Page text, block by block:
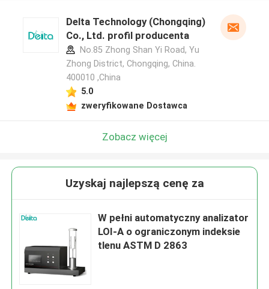
Delta Technology (Chongqing)
Co., Ltd. profil producenta
No.85 Zhong Shan Yi Road, Yu
Zhong District, Chongqing, China.
400010 ,China
5.0
zweryfikowane Dostawca
Zobacz więcej
Uzyskaj najlepszą cenę za
W pełni automatyczny analizator
LOI-A o ograniczonym indeksie
tlenu ASTM D 2863